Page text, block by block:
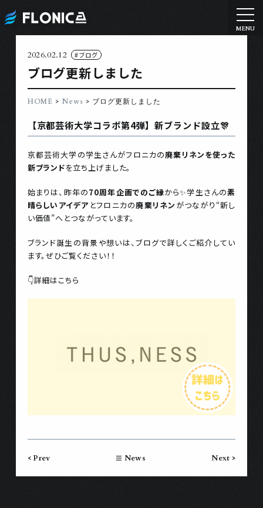
2026.02.12 #ブログ
ブログ更新しました
HOME > News > ブログ更新しました
【京都芸術大学コラボ第4弾】新ブランド設立🎊
京都芸術大学の学生さんがフロニカの廃棄リネンを使った
新ブランドを立ち上げました。
始まりは、昨年の70周年企画でのご縁から✨学生さんの素
晴らしいアイデア とフロニカの廃棄リネン がつながり“新し
い価値”へとつながっています。
ブランド誕生の背景や想いは、ブログで詳しくご紹介してい
ます。ぜひご覧ください！！
👇詳細はこちら
< Prev News Next >